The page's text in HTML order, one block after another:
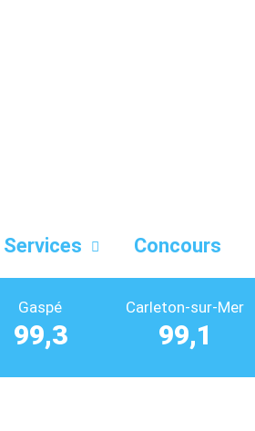
Services Concours
Gaspé
99,3
Carleton-sur-Mer
99,1